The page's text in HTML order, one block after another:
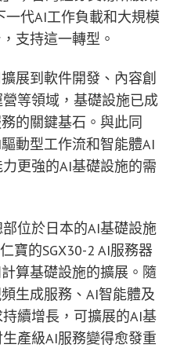
代AI工作負載和大規模
支持這一轉型。
展到軟件開發、內容創
等領域，基礎設施已成
的關鍵基石。與此同
動型工作流和智能體AI
更強的AI基礎設施的需
位於日本的AI基礎設施
寶的SGX30-2 AI服務器
算基礎設施的擴展。隨
生成服務、AI智能體及
續增長，可擴展的AI基
產級AI服務變得愈發重